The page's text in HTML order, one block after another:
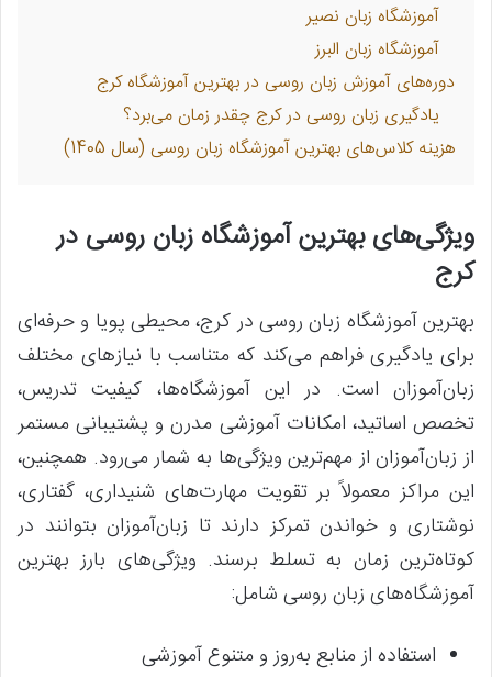
آموزشگاه زبان نصیر
آموزشگاه زبان البرز
دوره‌های آموزش زبان روسی در بهترین آموزشگاه کرج
یادگیری زبان روسی در کرج چقدر زمان می‌برد؟
هزینه کلاس‌های بهترین آموزشگاه زبان روسی (سال 1405)
ویژگی‌های بهترین آموزشگاه زبان روسی در
کرج
بهترین آموزشگاه زبان روسی در کرج، محیطی پویا و حرفه‌ای
برای یادگیری فراهم می‌کند که متناسب با نیازهای مختلف
زبان‌آموزان است. در این آموزشگاه‌ها، کیفیت تدریس،
تخصص اساتید، امکانات آموزشی مدرن و پشتیبانی مستمر
از زبان‌آموزان از مهم‌ترین ویژگی‌ها به شمار می‌رود. همچنین،
این مراکز معمولاً بر تقویت مهارت‌های شنیداری، گفتاری،
نوشتاری و خواندن تمرکز دارند تا زبان‌آموزان بتوانند در
کوتاه‌ترین زمان به تسلط برسند. ویژگی‌های بارز بهترین
آموزشگاه‌های زبان روسی شامل:
استفاده از منابع به‌روز و متنوع آموزشی